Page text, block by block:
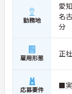
勤務地
愛
名
分
雇用形態 正
応募要件 ■実